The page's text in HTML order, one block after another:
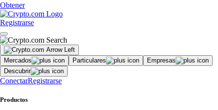
Obtener
Registrarse
Mercados Particulares
Empresas
Descubrir
ConectarRegistrarse
Productos